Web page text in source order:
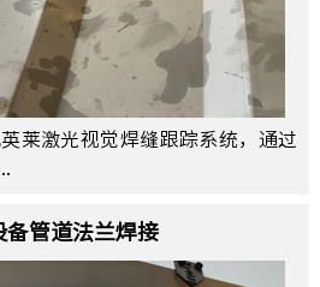
莱激光视觉焊缝跟踪系统，通过
备管道法兰焊接